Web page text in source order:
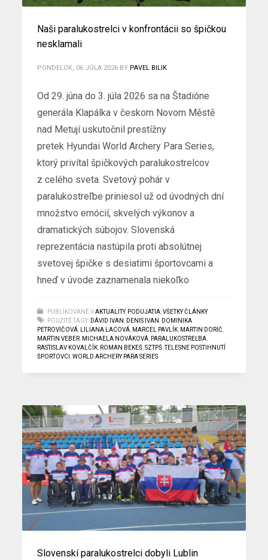
Naši paralukostrelci v konfrontácii so špičkou
nesklamali
PONDELOK, 06 JÚLA 2026 BY PAVEL BILIK
Od 29. júna do 3. júla 2026 sa na Štadióne
generála Klapálka v českom Novom Městě
nad Metují uskutočnil prestížny
pretek Hyundai World Archery Para Series,
ktorý privítal špičkových paralukostrelcov
z celého sveta. Svetový pohár v
paralukostreľbe priniesol už od úvodných dní
množstvo emócií, skvelých výkonov a
dramatických súbojov. Slovenská
reprezentácia nastúpila proti absolútnej
svetovej špičke s desiatimi športovcami a
hneď v úvode zaznamenala niekoľko
PUBLIKOVANÉ V AKTUALITY, PODUJATIA ,VŠETKY ČLÁNKY
POUŽITÉ TAGY: DÁVID IVAN DENIS IVAN
DOMINIKA
PETROVIČOVÁ
LILIANA LACOVÁ MARCEL PAVLÍK MARTIN DORIČ
MARTIN VEBER MICHAELA NOVÁKOVÁ PARALUKOSTREĽBA
RASTISLAV KOVALČÍK ROMAN BEKEŠ ,SZTPŠ ,TELESNE POSTIHNUTÍ
ŠPORTOVCI
,WORLD ARCHERY PARA SERIES
Slovenskí paralukostrelci dobyli Lublin